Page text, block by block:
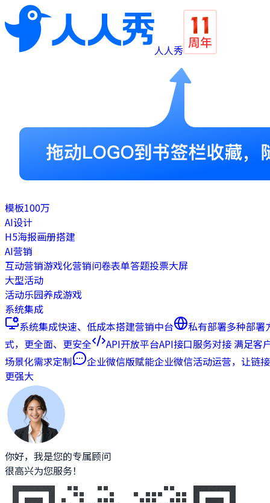
人人秀
模板100万
AI设计
H5海报画册搭建
AI营销
互动营销游戏化营销问卷表单答题投票大屏
大型活动
活动乐园养成游戏
系统集成
系统集成快速、低成本搭建营销中台 私有部署多种部署
式，更全面、更安全
API开放平台API接口服务对接 满足客
场景化需求定制
企业微信版赋能企业微信活动运营，让链接
更强大
你好，我是您的专属顾问
很高兴为您服务！